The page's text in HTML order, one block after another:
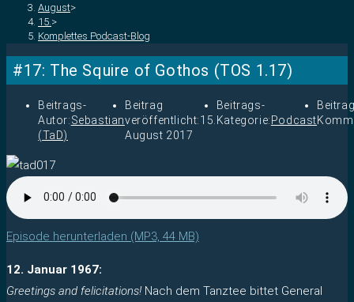
August>
15. >
Komplettes Podcast-Blog
#17: The Squire of Gothos (TOS 1.17)
Beitrags-
Autor:Sebastian
(TaD)
Beitrag
veröffentlicht:15.
August 2017
Beitrags-
Kategorie: Podcast
Episode herunterladen (MP3, 44 MB)
12. Januar 1967:
Greetings and felicitations! Nach dem Tanztee bittet General